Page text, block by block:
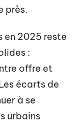
près.
en 2025 reste
:
offre et
écarts de
à se
urbains